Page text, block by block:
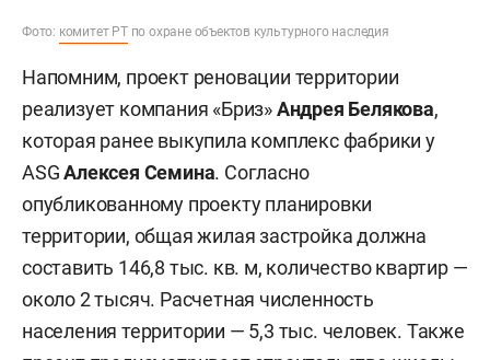
Фото: комитет РТпо охране объектов культурного наследия
Напомним, проект реновации территории
реализует компания «Бриз»Андрея Белякова,
которая ранее выкупила комплекс фабрики у
ASGАлексея Семина. Согласно
опубликованному проекту планировки
территории, общая жилая застройка должна
составить 146,8 тыс. кв. м, количество квартир —
около 2 тысяч. Расчетная численность
населения территории — 5,3 тыс. человек. Также